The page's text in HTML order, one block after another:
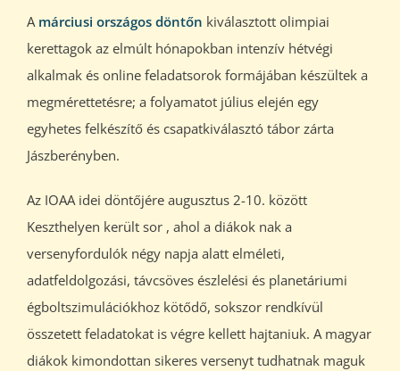
A márciusi országos döntőn kiválasztott olimpiai
kerettagok az elmúlt hónapokban intenzív hétvégi
alkalmak és online feladatsorok formájában készültek a
megmérettetésre; a folyamatot július elején egy
egyhetes felkészítő és csapatkiválasztó tábor zárta
Jászberényben.
Az IOAA idei döntőjére augusztus 2-10. között
Keszthelyen került sor , ahol a diákok nak a
versenyfordulók négy napja alatt elméleti,
adatfeldolgozási, távcsöves észlelési és planetáriumi
égboltszimulációkhoz kötődő, sokszor rendkívül
összetett feladatokat is végre kellett hajtaniuk. A magyar
diákok kimondottan sikeres versenyt tudhatnak maguk